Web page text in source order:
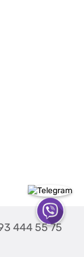
444 55 75